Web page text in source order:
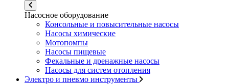
Насосное оборудование
Консольные и повысительные насосы
Насосы химические
Мотопомпы
Насосы пищевые
Фекальные и дренажные насосы
Насосы для систем отопления
Электро и пневмо инструменты